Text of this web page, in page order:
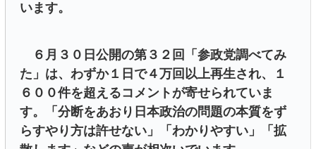
います。
６月３０日公開の第３２回「参政党調べてみ
た」は、わずか１日で４万回以上再生され、１
６００件を超えるコメントが寄せられていま
す。「分断をあおり日本政治の問題の本質をず
らすやり方は許せない」「わかりやすい」「拡